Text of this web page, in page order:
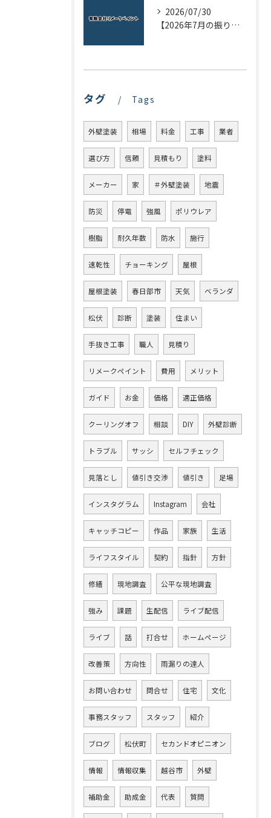
2026/07/30
【2026年7月の振り返り】リメークペイントブログまとめ
タグ Tags
外壁塗装 相場 料金 工事 業者
選び方 信頼 見積もり 塗料
メーカー 家 ＃外壁塗装 地震
防災 停電 強風 ポリウレア
樹脂 耐久年数 防水 施行
速乾性 チョーキング 屋根
屋根塗装 春日部市 天気 ベランダ
松伏 診断 塗装 住まい
手抜き工事 職人 見積り
リメークペイント 費用 メリット
ガイド お金 価格 適正価格
クーリングオフ 相談 DIY 外壁診断
トラブル サッシ セルフチェック
見落とし 値引き交渉 値引き 足場
インスタグラム Instagram 会社
キャッチコピー 作品 家族 生活
ライフスタイル 契約 指針 方針
修繕 現地調査 公平な現地調査
強み 課題 生配信 ライブ配信
ライブ 話 打合せ ホームページ
改善策 方向性 雨漏りの達人
お問い合わせ 問合せ 住宅 文化
事務スタッフ スタッフ 紹介
ブログ 松伏町 セカンドオピニオン
情報 情報収集 越谷市 外壁
補助金 助成金 代表 質問